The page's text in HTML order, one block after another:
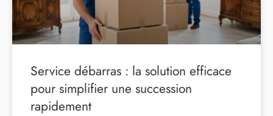
Service débarras : la solution efficace
pour simplifier une succession
rapidement